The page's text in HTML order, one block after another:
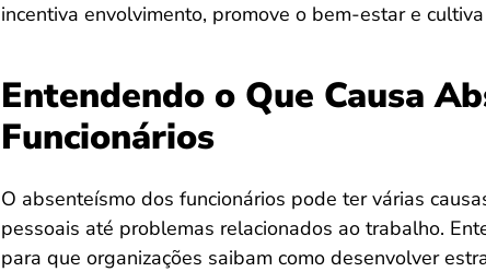
incentiva envolvimento, promove o bem-estar e
Entendendo o Que Causa
Funcionários
O absenteísmo dos funcionários pode ter várias
pessoais até problemas relacionados ao trabalho.
para que organizações saibam como desenvolver